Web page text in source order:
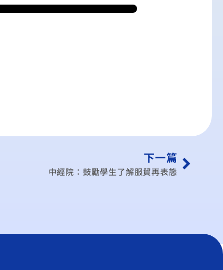
下一篇
中經院：鼓勵學生了解服貿再表態